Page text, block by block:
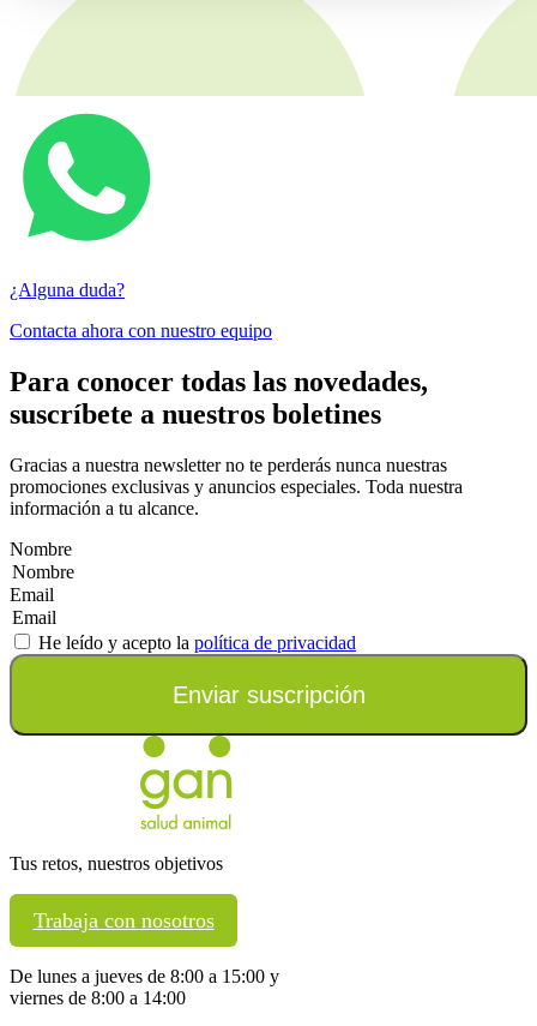
¿Alguna duda?
Contacta ahora con nuestro equipo
Para conocer todas las novedades,
suscríbete a nuestros boletines
Gracias a nuestra newsletter no te perderás nunca nuestras
promociones exclusivas y anuncios especiales. Toda nuestra
información a tu alcance.
Nombre
Email
He leído y acepto la política de privacidad
Enviar suscripción
Tus retos, nuestros objetivos
Trabaja con nosotros
De lunes a jueves de 8:00 a 15:00 y
viernes de 8:00 a 14:00